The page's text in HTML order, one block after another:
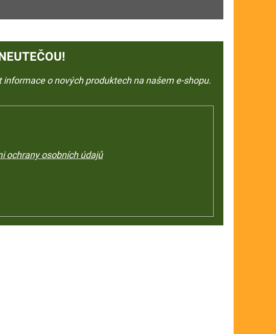
o nových produktech na našem e-shopu.
ochrany osobních údajů